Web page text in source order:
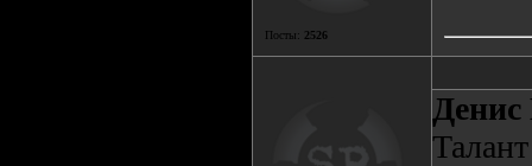
Посты: 2526
Денис